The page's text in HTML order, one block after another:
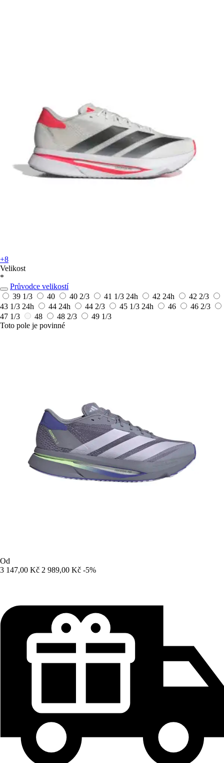
+8
Velikost
*
Průvodce velikostí
39 1/3
40 40 2/3 41 1/3 24h 42 24h
42 2/3
43 1/3 24h 44 24h 44 2/3 45 1/3 24h 46
46 2/3
47 1/3
48 48 2/3
49 1/3
Toto pole je povinné
Od
3 147,00 Kč 2 989,00 Kč -5%